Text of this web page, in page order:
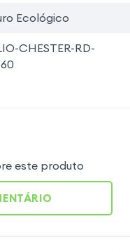
Ecológico
CHESTER-RD-
este produto